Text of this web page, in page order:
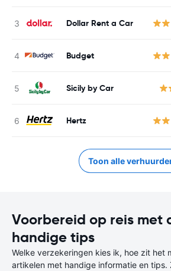
Dollar Rent a Car
Budget
Sicily by Car
Hertz
Toon alle
Voorbereid op reis met
handige tips
Welke verzekeringen kies ik, hoe zit het
artikelen met handige informatie en tips.